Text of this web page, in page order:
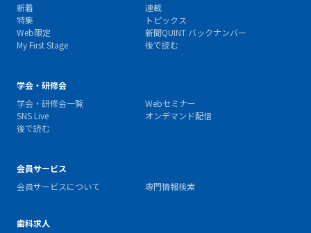
新着
連載
特集
トピックス
Web限定
新聞QUINT バックナンバー
My First Stage
後で読む
学会・研修会
学会・研修会一覧
Webセミナー
SNS Live
オンデマンド配信
後で読む
会員サービス
会員サービスについて
専門情報検索
歯科求人